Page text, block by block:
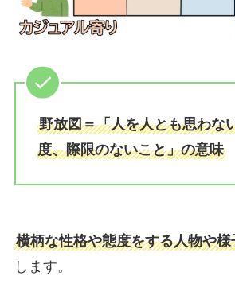
野放図＝「人を人とも思わな
度、際限のないこと」の意味
横柄な性格や態度をする人物や様
します。